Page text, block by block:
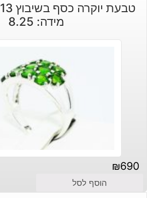
מידה: 8.25
₪690
הוסף לסל